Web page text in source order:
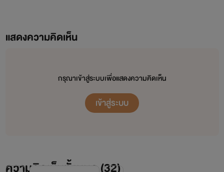
แสดงความคิดเห็น
กรุณาเข้าสู่ระบบเพื่อแสดงความคิดเห็น
เข้าสู่ระบบ